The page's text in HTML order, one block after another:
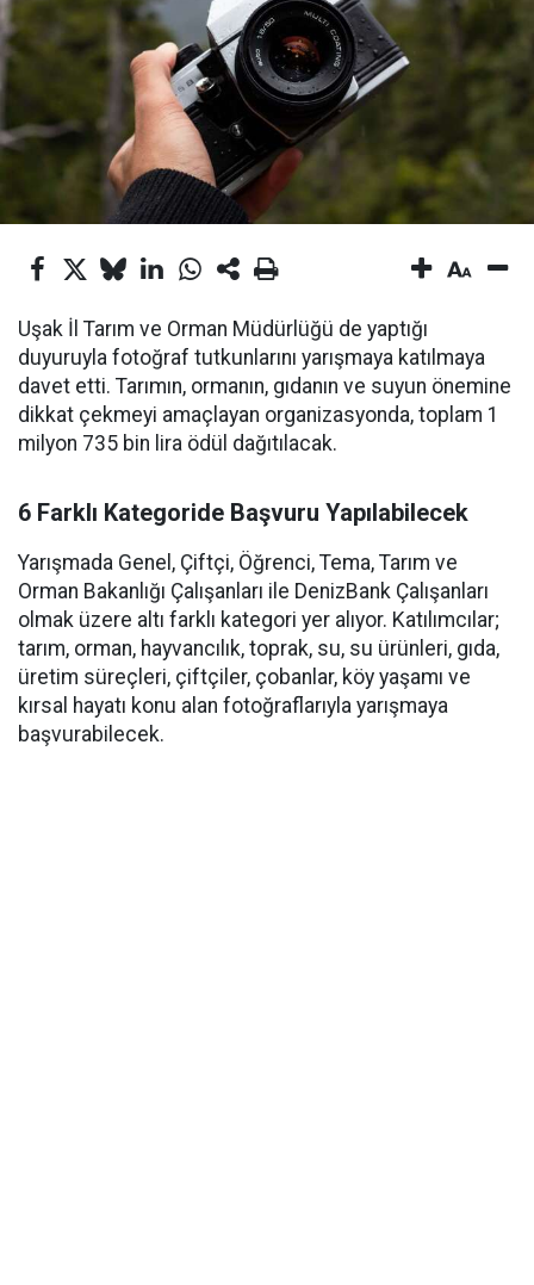
Uşak İl Tarım ve Orman Müdürlüğü de yaptığı
duyuruyla fotoğraf tutkunlarını yarışmaya katılmaya
davet etti. Tarımın, ormanın, gıdanın ve suyun önemine
dikkat çekmeyi amaçlayan organizasyonda, toplam 1
milyon 735 bin lira ödül dağıtılacak.
6 Farklı Kategoride Başvuru Yapılabilecek
Yarışmada Genel, Çiftçi, Öğrenci, Tema, Tarım ve
Orman Bakanlığı Çalışanları ile DenizBank Çalışanları
olmak üzere altı farklı kategori yer alıyor. Katılımcılar;
tarım, orman, hayvancılık, toprak, su, su ürünleri, gıda,
üretim süreçleri, çiftçiler, çobanlar, köy yaşamı ve
kırsal hayatı konu alan fotoğraflarıyla yarışmaya
başvurabilecek.